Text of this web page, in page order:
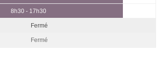
8h30 - 17h30
Fermé
Fermé